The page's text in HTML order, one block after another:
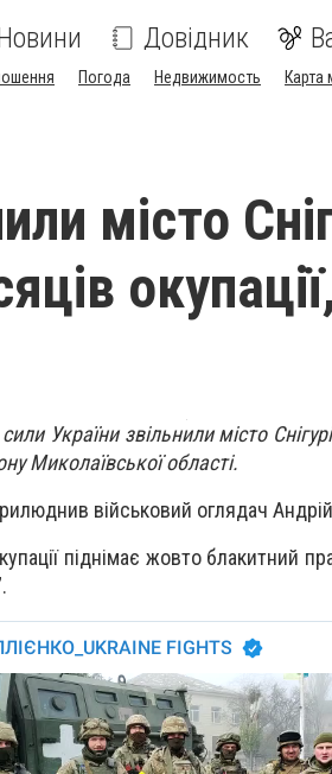
Довідник
Погода Недвижимость Карта
місто
України звільнили місто
Миколаївської області.
військовий оглядач
піднімає жовто